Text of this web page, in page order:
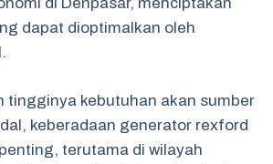
dapat dioptimalkan oleh
tingginya kebutuhan akan sumber
keberadaan generator rexford
terutama di wilayah